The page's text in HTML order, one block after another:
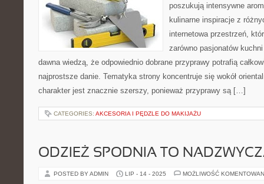
poszukują intensywne
kulinarne inspiracje z
internetowa przestrzeń,
zarówno pasjonatów
dawna wiedzą, że odpowiednio dobrane przyprawy potrafią
najprostsze danie. Tematyka strony koncentruje się wokół
charakter jest znacznie szerszy, ponieważ przyprawy są […]
CATEGORIES: AKCESORIA I PĘDZLE DO MAKIJAŻU
ODZIEŻ SPODNIA TO
POSTED BY ADMIN LIP - 14 - 2025 MOŻLIWOŚĆ